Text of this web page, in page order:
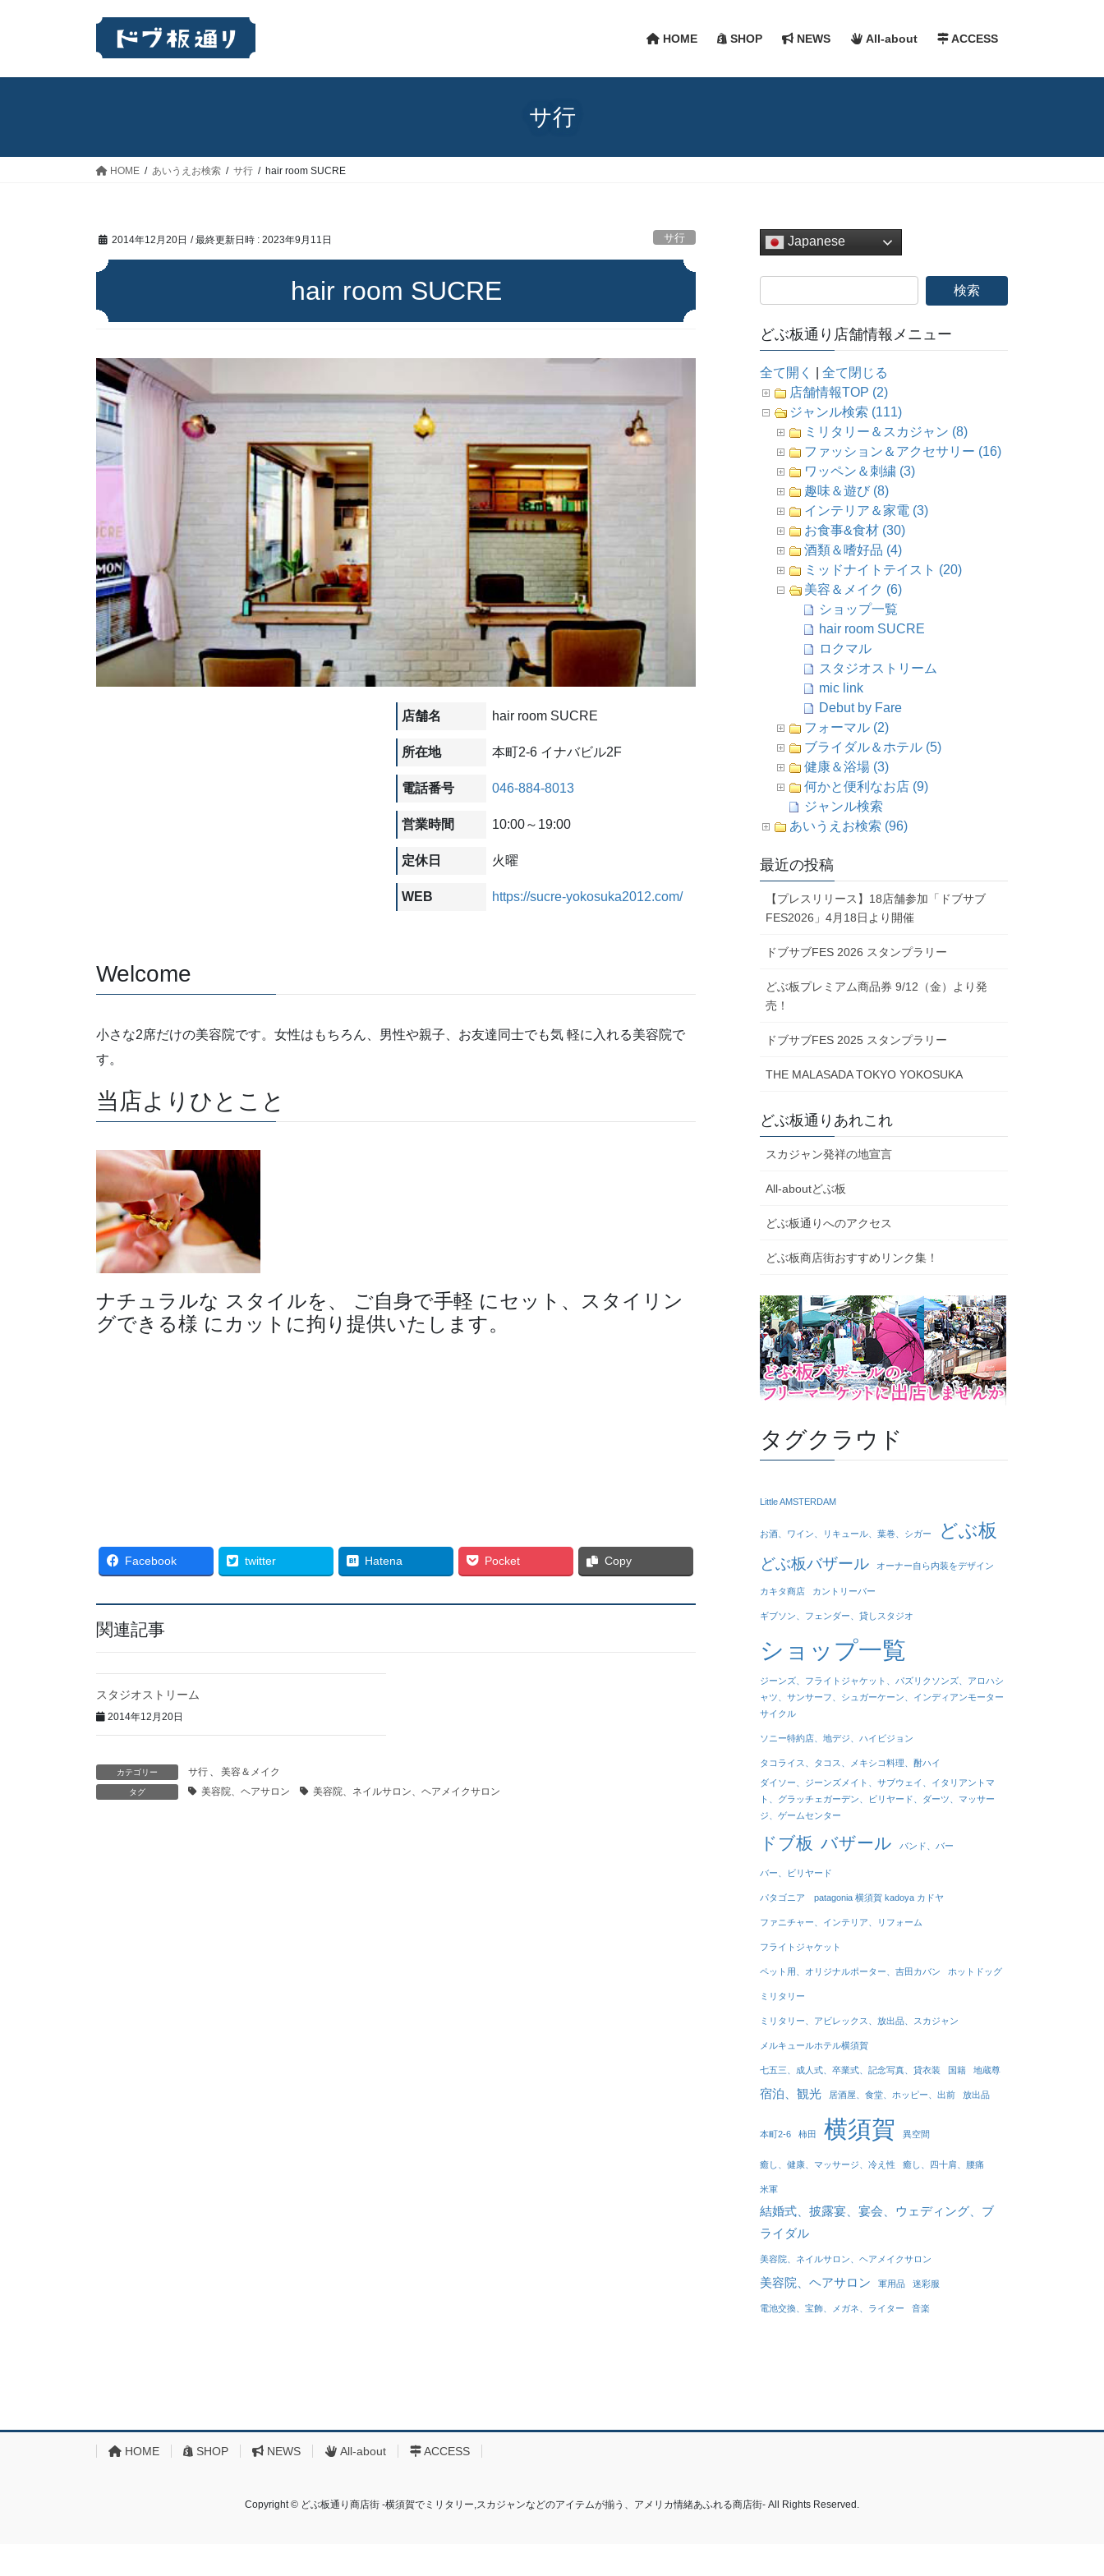
HOME SHOP NEWS All-about ACCESS
サ行
HOME あいうえお検索 サ行 hair room SUCRE
2014年12月20日 / 最終更新日時 : 2023年9月11日 サ行
hair room SUCRE
店舗名 hair room SUCRE
所在地 本町2-6 イナバビル2F
電話番号 046-884-8013
営業時間 10:00～19:00
定休日 火曜
WEB https://sucre-yokosuka2012.com/
Welcome
小さな2席だけの美容院です。女性はもちろん、男性や親子、お友達同士でも気 軽に入れる美容院で
す。
当店よりひとこと
ナチュラルな スタイルを、 ご自身で手軽 にセット、スタイリン
グできる様 にカットに拘り提供いたします。
Facebook twitter Hatena Pocket Copy
関連記事
スタジオストリーム
2014年12月20日
カテゴリー サ行 美容＆メイク
タグ 美容院、ヘアサロン 美容院、ネイルサロン、ヘアメイクサロン
Japanese
どぶ板通り店舗情報メニュー
全て開く |全て閉じる
店舗情報TOP (2)
ジャンル検索 (111)
ミリタリー＆スカジャン (8)
ファッション＆アクセサリー (16)
ワッペン＆刺繍 (3)
趣味＆遊び (8)
インテリア＆家電 (3)
お食事&食材 (30)
酒類＆嗜好品 (4)
ミッドナイトテイスト (20)
美容＆メイク (6)
ショップ一覧
hair room SUCRE
ロクマル
スタジオストリーム
mic link
Debut by Fare
フォーマル (2)
ブライダル＆ホテル (5)
健康＆浴場 (3)
何かと便利なお店 (9)
ジャンル検索
あいうえお検索 (96)
最近の投稿
【プレスリリース】18店舗参加「ドブサブ
FES2026」4月18日より開催
ドブサブFES 2026 スタンプラリー
どぶ板プレミアム商品券 9/12（金）より発
売！
ドブサブFES 2025 スタンプラリー
THE MALASADA TOKYO YOKOSUKA
どぶ板通りあれこれ
スカジャン発祥の地宣言
All-aboutどぶ板
どぶ板通りへのアクセス
どぶ板商店街おすすめリンク集！
タグクラウド
Little AMSTERDAM
お酒、ワイン、リキュール、葉巻、シガー どぶ板
どぶ板バザール オーナー自ら内装をデザイン
カキタ商店 カントリーバー
ギブソン、フェンダー、貸しスタジオ
ショップ一覧
ジーンズ、フライトジャケット、パズリクソンズ、アロハシ
ャツ、サンサーフ、シュガーケーン、インディアンモーター
サイクル
ソニー特約店、地デジ、ハイビジョン
タコライス、タコス、メキシコ料理、酎ハイ
ダイソー、ジーンズメイト、サブウェイ、イタリアントマ
ト、グラッチェガーデン、ビリヤード、ダーツ、マッサー
ジ、ゲームセンター
ドブ板 バザール バンド、バー
バー、ビリヤード
パタゴニア patagonia 横須賀 kadoya カドヤ
ファニチャー、インテリア、リフォーム
フライトジャケット
ペット用、オリジナルポーター、吉田カバン ホットドッグ
ミリタリー
ミリタリー、アビレックス、放出品、スカジャン
メルキュールホテル横須賀
七五三、成人式、卒業式、記念写真、貸衣装 国籍 地蔵尊
宿泊、観光 居酒屋、食堂、ホッピー、出前 放出品
本町2-6 柿田 横須賀 異空間
癒し、健康、マッサージ、冷え性 癒し、四十肩、腰痛
米軍
結婚式、披露宴、宴会、ウェディング、ブ
ライダル
美容院、ネイルサロン、ヘアメイクサロン
美容院、ヘアサロン 軍用品 迷彩服
電池交換、宝飾、メガネ、ライター 音楽
HOME SHOP NEWS All-about ACCESS
Copyright © どぶ板通り商店街 ‐横須賀でミリタリー,スカジャンなどのアイテムが揃う、アメリカ情緒あふれる商店街‐ All Rights Reserved.